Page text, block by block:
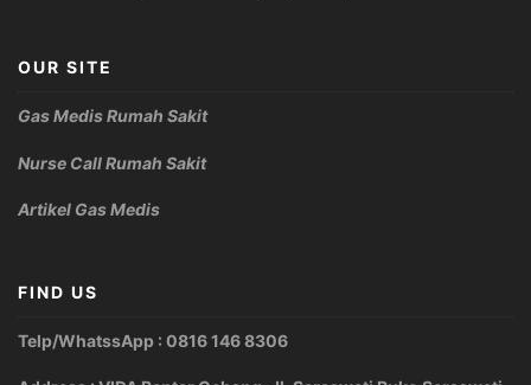
OUR SITE
Gas Medis Rumah Sakit
Nurse Call Rumah Sakit
Artikel Gas Medis
FIND US
Telp/WhatssApp : 0816 146 8306